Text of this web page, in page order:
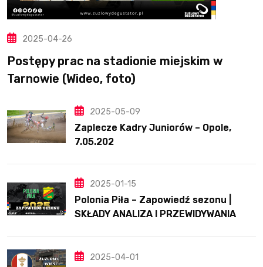
2025-04-26
Postępy prac na stadionie miejskim w
Tarnowie (Wideo, foto)
2025-05-09
Zaplecze Kadry Juniorów – Opole,
7.05.202
2025-01-15
Polonia Piła – Zapowiedź sezonu |
SKŁADY ANALIZA I PRZEWIDYWANIA
2025-04-01